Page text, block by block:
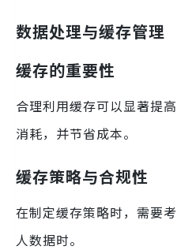
数据处理与缓存管理
缓存的重要性
合理利用缓存可以显著提
消耗，并节省成本。
缓存策略与合规性
在制定缓存策略时，需要
人数据时。